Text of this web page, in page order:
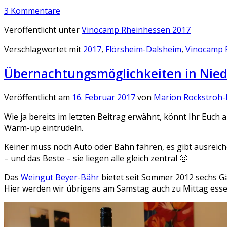
3 Kommentare
Veröffentlicht unterVinocamp Rheinhessen 2017
Verschlagwortet mit 2017, Flörsheim-Dalsheim, Vinocamp
Übernachtungsmöglichkeiten in
Veröffentlicht am 16. Februar 2017von Marion
Wie ja bereits im letzten Beitrag erwähnt, könnt Ihr Euch
Warm-up eintrudeln.
Keiner muss noch Auto oder Bahn fahren, es gibt
– und das Beste – sie liegen alle gleich zentral 🙂
Das Weingut Beyer-Bähr bietet seit Sommer 2012 sechs
Hier werden wir übrigens am Samstag auch zu Mittag